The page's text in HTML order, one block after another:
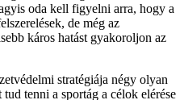
oda kell figyelni arra, hogy a
de még az
káros hatást gyakoroljon az
stratégiája négy olyan
tenni a sportág a célok elérése